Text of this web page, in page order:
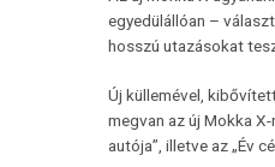
egyedülállóan –
hosszú utazásokat
Új küllemével,
megvan az új Mokka
autója”, illetve az „Év